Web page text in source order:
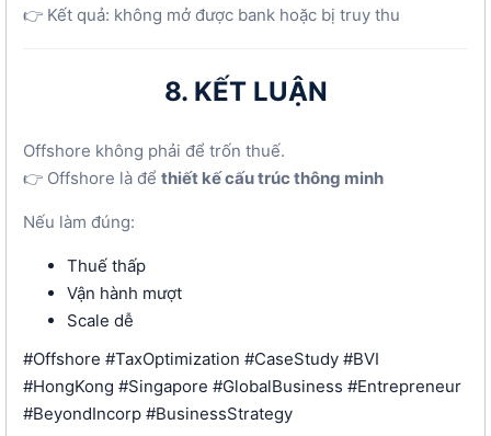
👉 Kết quả: không mở được bank hoặc bị truy thu
8. KẾT LUẬN
Offshore không phải để trốn thuế.
👉 Offshore là để thiết kế cấu trúc thông minh
Nếu làm đúng:
Thuế thấp
Vận hành mượt
Scale dễ
#Offshore #TaxOptimization #CaseStudy #BVI
#HongKong #Singapore #GlobalBusiness #Entrepreneur
#BeyondIncorp #BusinessStrategy